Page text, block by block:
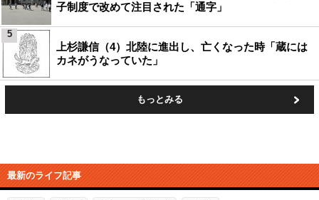
子制度で改めて注目された「通字」
上杉謙信（4）北陸に進出し、亡くなった時「蔵には
カネがうなっていた」
5
もっとみる
最新のライフ記事